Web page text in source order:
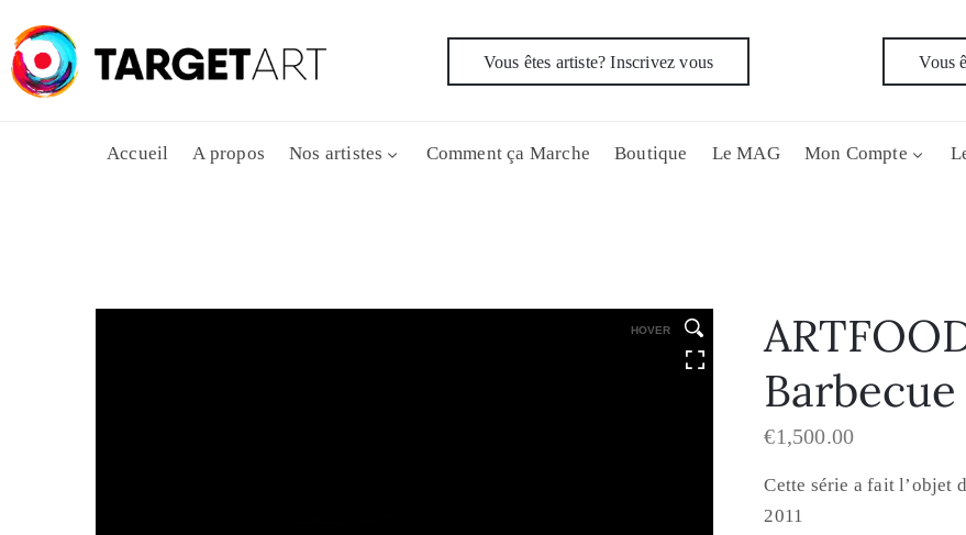
Vous êtes artiste? Inscrivez vous Vous
Accueil A propos Nos artistes Comment ça Marche Boutique Le MAG Mon Compte
HOVER
Barbecue
€1,500.00
Cette série a fait l’objet
2011